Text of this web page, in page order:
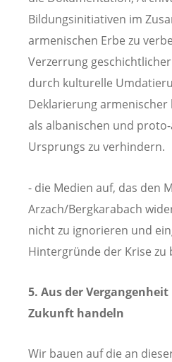
Bildungsinitiativen im
armenischen Erbe zu
Verzerrung
durch kulturelle
Deklarierung
als albanischen und
Ursprungs zu verhindern.
- die Medien auf, das den
Arzach/Bergkarabach
nicht zu ignorieren und
Hintergründe der Krise zu
5. Aus der
Zukunft handeln
Wir bauen auf die an